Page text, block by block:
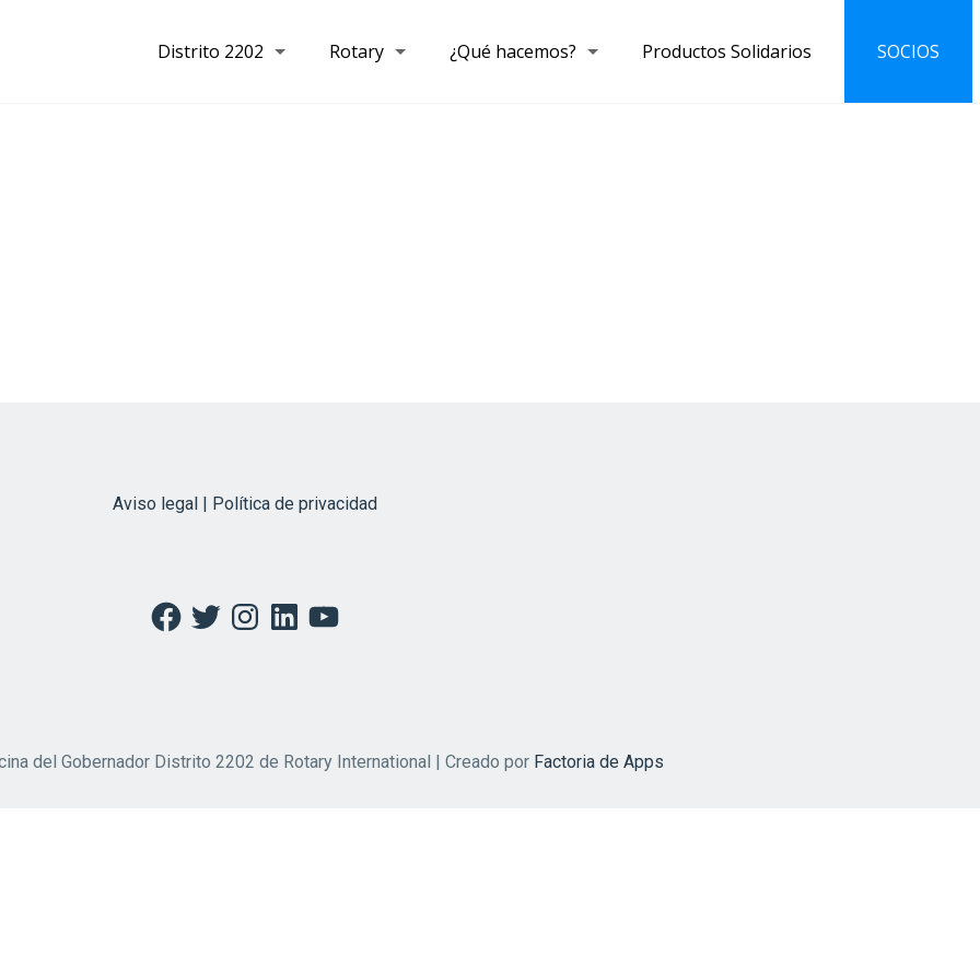
Distrito 2202 Rotary ¿Qué hacemos? Productos Solidarios SOCIOS
Aviso legal | Política de privacidad
Facebook
TwitterInstagramLinkedInYouTube
del Gobernador Distrito 2202 de Rotary International | Creado por Factoria de Apps